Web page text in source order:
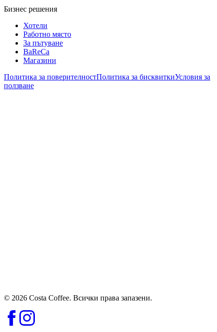
Бизнес решения
Хотели
Работно място
За пътуване
BaReCa
Магазини
Политика за поверителностПолитика за бисквиткиУсловия за
ползване
© 2026 Costa Coffee. Всички права запазени.